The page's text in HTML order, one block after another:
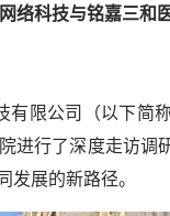
科技与铭嘉三和
限公司（以下简
进行了深度走访调
展的新路径。